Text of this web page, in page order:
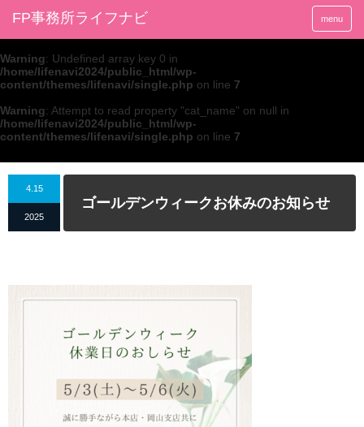
FP事務所ライフナビ menu
Warning: Undefined array key 0 in
/home/lifenavi2024/public_html/wp-
content/themes/lifenavi/single.php on line 7
Warning: Attempt to read property "cat_name" on null in
/home/lifenavi2024/public_html/wp-
content/themes/lifenavi/single.php on line 7
4.15
2025
ゴールデンウィークお休みのお知らせ